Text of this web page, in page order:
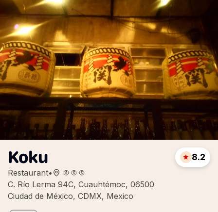
Koku
Restaurant•
C. Río Lerma 94C, Cuauhtémoc, 06500
Ciudad de México, CDMX, Mexico
8.2